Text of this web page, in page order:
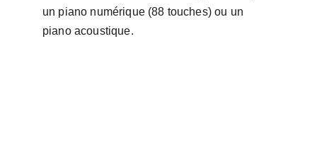
un piano numérique (88 touches) ou un
piano acoustique.